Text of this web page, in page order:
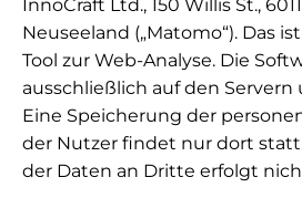
InnoCraft Ltd., 150 Willis St.,
Neuseeland („Matomo“). Das
Tool zur Web-Analyse. Die
ausschließlich auf den Servern
Eine Speicherung der
der Nutzer findet nur dort
der Daten an Dritte erfolgt